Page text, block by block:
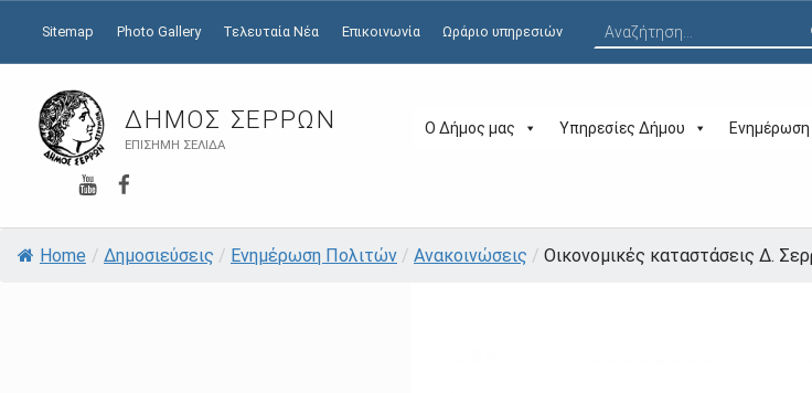
ΔΉΜΟΣ ΣΕΡΡΏΝ
ΕΠΊΣΗΜΗ ΣΕΛΊΔΑ
Ο Δήμος μας Υπηρεσίες Δήμου
YouTube
Sitemap Photo Gallery Τελευταία Νέα Επικοινωνία Ωράριο υπηρεσιών
Home / Δημοσιεύσεις / Ενημέρωση Πολιτών / Ανακοινώσεις / Οικονομικές καταστάσεις Δ.